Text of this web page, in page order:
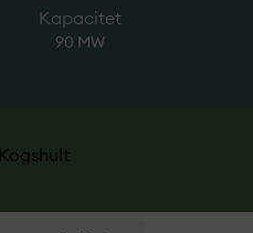
Kapacitet
90 MW
Kogshult